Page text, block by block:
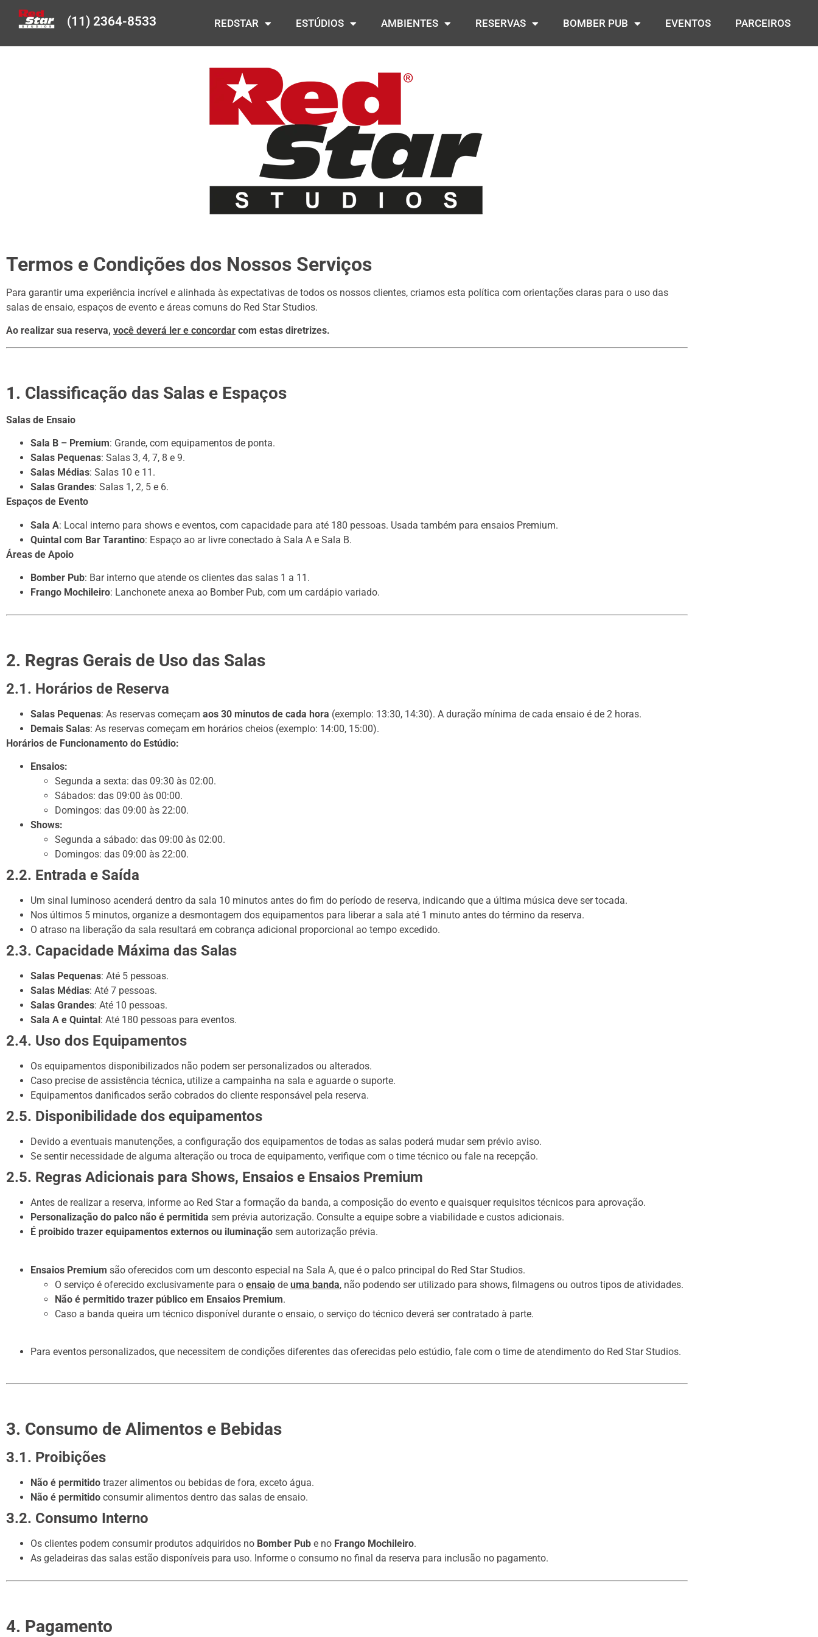
(11) 2364-8533 REDSTAR ESTÚDIOS AMBIENTES RESERVAS BOMBER PUB EVENTOS PARCEIROS
Termos e Condições dos Nossos Serviços
Para garantir uma experiência incrível e alinhada às expectativas de todos os nossos clientes, criamos esta política com orientações claras para o uso das
salas de ensaio, espaços de evento e áreas comuns do Red Star Studios.
Ao realizar sua reserva, você deverá ler e concordar com estas diretrizes.
1. Classificação das Salas e Espaços
Salas de Ensaio
Sala B – Premium: Grande, com equipamentos de ponta.
Salas Pequenas: Salas 3, 4, 7, 8 e 9.
Salas Médias: Salas 10 e 11.
Salas Grandes: Salas 1, 2, 5 e 6.
Espaços de Evento
Sala A: Local interno para shows e eventos, com capacidade para até 180 pessoas. Usada também para ensaios Premium.
Quintal com Bar Tarantino: Espaço ao ar livre conectado à Sala A e Sala B.
Áreas de Apoio
Bomber Pub: Bar interno que atende os clientes das salas 1 a 11.
Frango Mochileiro: Lanchonete anexa ao Bomber Pub, com um cardápio variado.
2. Regras Gerais de Uso das Salas
2.1. Horários de Reserva
Salas Pequenas: As reservas começam aos 30 minutos de cada hora (exemplo: 13:30, 14:30). A duração mínima de cada ensaio é de 2 horas.
Demais Salas: As reservas começam em horários cheios (exemplo: 14:00, 15:00).
Horários de Funcionamento do Estúdio:
Ensaios:
Segunda a sexta: das 09:30 às 02:00.
Sábados: das 09:00 às 00:00.
Domingos: das 09:00 às 22:00.
Shows:
Segunda a sábado: das 09:00 às 02:00.
Domingos: das 09:00 às 22:00.
2.2. Entrada e Saída
Um sinal luminoso acenderá dentro da sala 10 minutos antes do fim do período de reserva, indicando que a última música deve ser tocada.
Nos últimos 5 minutos, organize a desmontagem dos equipamentos para liberar a sala até 1 minuto antes do término da reserva.
O atraso na liberação da sala resultará em cobrança adicional proporcional ao tempo excedido.
2.3. Capacidade Máxima das Salas
Salas Pequenas: Até 5 pessoas.
Salas Médias: Até 7 pessoas.
Salas Grandes: Até 10 pessoas.
Sala A e Quintal : Até 180 pessoas para eventos.
2.4. Uso dos Equipamentos
Os equipamentos disponibilizados não podem ser personalizados ou alterados.
Caso precise de assistência técnica, utilize a campainha na sala e aguarde o suporte.
Equipamentos danificados serão cobrados do cliente responsável pela reserva.
2.5. Disponibilidade dos equipamentos
Devido a eventuais manutenções, a configuração dos equipamentos de todas as salas poderá mudar sem prévio aviso.
Se sentir necessidade de alguma alteração ou troca de equipamento, verifique com o time técnico ou fale na recepção.
2.5. Regras Adicionais para Shows, Ensaios e Ensaios Premium
Antes de realizar a reserva, informe ao Red Star a formação da banda, a composição do evento e quaisquer requisitos técnicos para aprovação.
Personalização do palco não é permitida sem prévia autorização. Consulte a equipe sobre a viabilidade e custos adicionais.
É proibido trazer equipamentos externos ou iluminação sem autorização prévia.
Ensaios Premium são oferecidos com um desconto especial na Sala A, que é o palco principal do Red Star Studios.
O serviço é oferecido exclusivamente para o ensaio de uma banda, não podendo ser utilizado para shows, filmagens ou outros tipos de atividades.
Não é permitido trazer público em Ensaios Premium.
Caso a banda queira um técnico disponível durante o ensaio, o serviço do técnico deverá ser contratado à parte.
Para eventos personalizados, que necessitem de condições diferentes das oferecidas pelo estúdio, fale com o time de atendimento do Red Star Studios.
3. Consumo de Alimentos e Bebidas
3.1. Proibições
Não é permitido trazer alimentos ou bebidas de fora, exceto água.
Não é permitido consumir alimentos dentro das salas de ensaio.
3.2. Consumo Interno
Os clientes podem consumir produtos adquiridos no Bomber Pub e no Frango Mochileiro.
As geladeiras das salas estão disponíveis para uso. Informe o consumo no final da reserva para inclusão no pagamento.
4. Pagamento